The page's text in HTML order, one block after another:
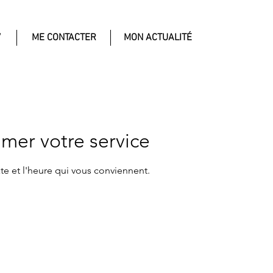
ME CONTACTER MON ACTUALITÉ
votre service
et l'heure qui vous conviennent.